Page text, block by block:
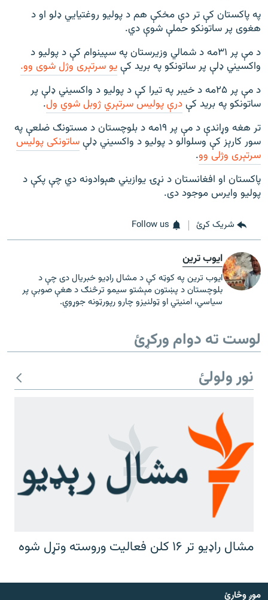
په پاکستان کې تر دې مخکې هم د پولیو روغتیايي ډلو او د
هغوی پر ساتونکو حملې شوې دي.
د مې پر ۳۱مه د شمالي وزيرستان په سپينوام کې د پولیو د
واکسیني ډلې پر ساتونکو په برید کېيو سرتېری وژل شوی وو.
د مې پر ۲۵مه د خیبر په تیرا کې د پولیو د واکسیني ډلې پر
ساتونکو په برید کېدرې پولیس سرتېري ژوبل شوي ول.
تر هغه وړاندې د مې پر ۱۹مه د بلوچستان د مستونګ ضلعې په
سور کارېز کې وسلوالو د پولیو د واکسیني ډلېساتونکی پولیس
سرتېری وژلی وو.
پاکستان او افغانستان د نړۍ یوازیني هېوادونه دي چې پکې د
پولیو وایرس موجود دی.
شریک کړئ Follow us
ایوب ترین
ایوب ترین په کوټه کې د مشال راډیو خبریال دی چې د
بلوچستان د پښتون مېشتو سیمو ترڅنګ د هغې صوبې پر
سیاسي، امنیتي او ټولنیزو چارو رپورټونه جوړوي.
لوست ته دوام ورکړئ
نور ولولئ
مشال راډیو تر ۱۶ کلن فعالیت وروسته وتړل شوه
موږ وڅارئ